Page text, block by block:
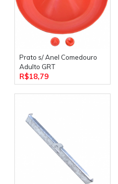
Prato s/ Anel Comedouro
Adulto GRT
R$18,79